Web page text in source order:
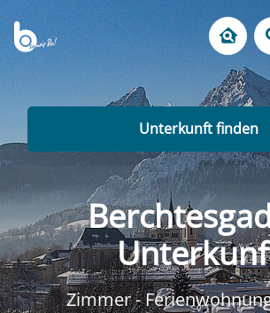
Unterkunft finden
Zimmer -